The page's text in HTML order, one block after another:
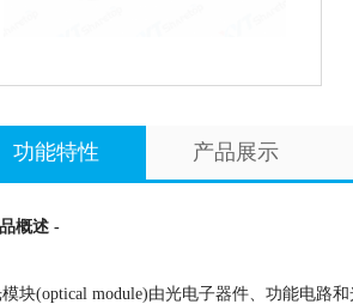
功能特性 产品展示
概述 -
(optical module)由光电子器件、功能电路和